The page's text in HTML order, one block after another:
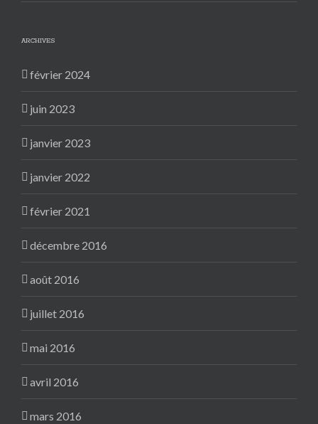
ARCHIVES
février 2024
juin 2023
janvier 2023
janvier 2022
février 2021
décembre 2016
août 2016
juillet 2016
mai 2016
avril 2016
mars 2016